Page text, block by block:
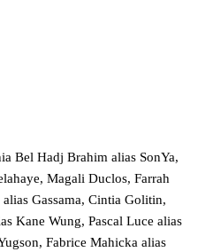
Bel Hadj Brahim alias SonYa,
Magali Duclos, Farrah
Gassama, Cintia Golitin,
Kane Wung, Pascal Luce alias
Fabrice Mahicka alias